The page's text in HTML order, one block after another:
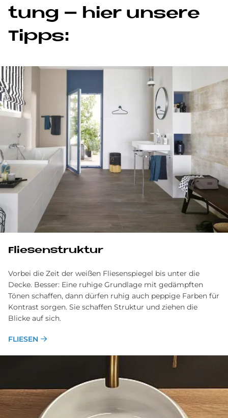
tung – hier un­se­re
Tipps:
Flie­sen­struk­tur
Vorbei die Zeit der weißen Fliesenspiegel bis unter die
Decke. Besser: Eine ruhige Grundlage mit gedämpften
Tönen schaffen, dann dürfen ruhig auch peppige Farben für
Kontrast sorgen. Sie schaffen Struktur und ziehen die
Blicke auf sich.
FLIESEN